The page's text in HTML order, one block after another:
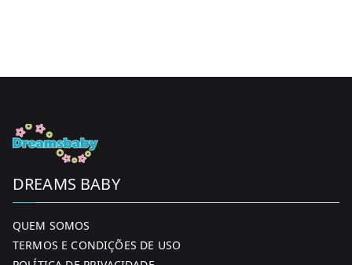
DREAMS BABY
QUEM SOMOS
TERMOS E CONDIÇÕES DE USO